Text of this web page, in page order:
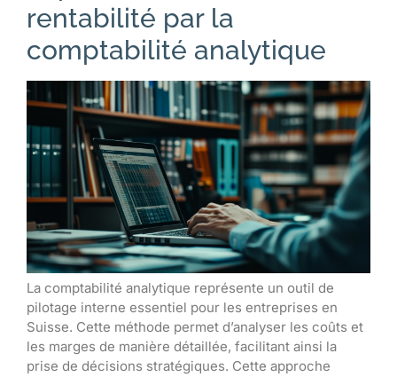
rentabilité par la
comptabilité analytique
La comptabilité analytique représente un outil de
pilotage interne essentiel pour les entreprises en
Suisse. Cette méthode permet d’analyser les coûts et
les marges de manière détaillée, facilitant ainsi la
prise de décisions stratégiques. Cette approche